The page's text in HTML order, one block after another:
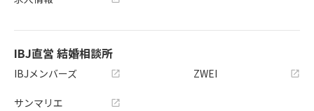
IBJ直営 結婚相談所
IBJメンバーズ
サンマリエ
ZWEI